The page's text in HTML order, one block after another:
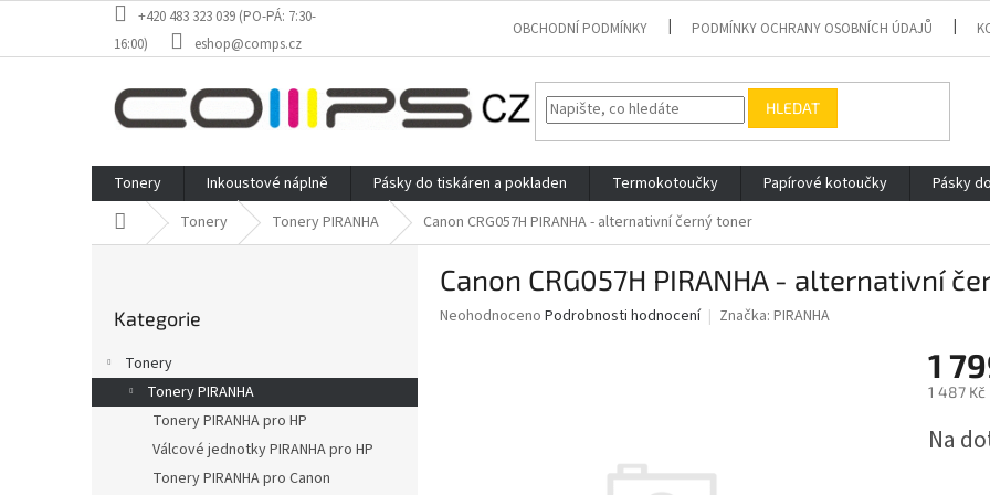
obsah
+420 483 323 039 (PO-PÁ: 7:30-
16:00)
eshop@comps.cz
OBCHODNÍ PODMÍNKY PODMÍNKY OCHRANY OSOBNÍCH ÚDAJŮ
HLEDAT
Tonery Inkoustové náplně Pásky do tiskáren a pokladen Termokotoučky Papírové kotoučky Pásky
Domů Tonery Tonery PIRANHA Canon CRG057H PIRANHA - alternativní černý toner
a
n
kategorie
Kategorie
Tonery
Tonery PIRANHA
Tonery PIRANHA pro HP
Válcové jednotky PIRANHA pro HP
Tonery PIRANHA pro Canon
Canon CRG057H PIRANHA - alternativní
Průměrné
Neohodnoceno Podrobnosti hodnocení Značka: PIRANHA
1
1 487 Kč
cena:
Na